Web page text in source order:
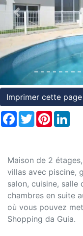
conditions
Témoignages
Conseils
Juridiques
Previous
Imprimer cette page
Facebook
TwitterPinterest
Maison de 2
villas avec piscine,
salon, cuisine, salle
chambres en suite
où vous pouvez
Shopping da Guia.